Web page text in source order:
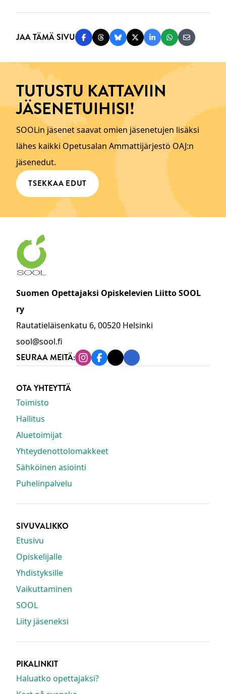
JAA TÄMÄ SIVU Jaa Facebookissa
Jaa Threadsissa
Jaa Blueskyssä
Jaa Twitterissä
Jaa LinkedInissä
Jaa Jaa
TUTUSTU KATTAVIIN
JÄSENETUIHISI!
SOOLin jäsenet saavat omien jäsenetujen lisäksi
lähes kaikki Opetusalan Ammattijärjestö OAJ:n
jäsenedut.
TSEKKAA EDUT
Suomen Opettajaksi Opiskelevien Liitto SOOL
ry
Rautatieläisenkatu 6, 00520 Helsinki
sool@sool.fi
SEURAA MEITÄ: Instagram
Facebook
TiktokLinkedin
OTA YHTEYTTÄ
Toimisto
Hallitus
Aluetoimijat
Yhteydenottolomakkeet
Sähköinen asiointi
Puhelinpalvelu
SIVUVALIKKO
Etusivu
Opiskelijalle
Yhdistyksille
Vaikuttaminen
SOOL
Liity jäseneksi
PIKALINKIT
Haluatko opettajaksi?